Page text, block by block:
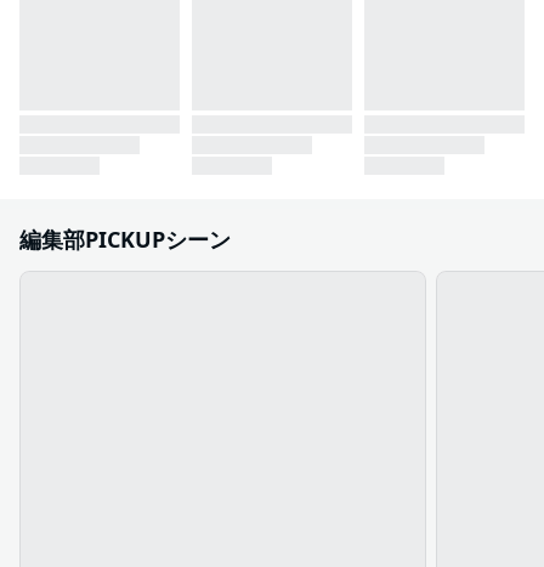
編集部PICKUPシーン